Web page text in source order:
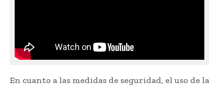
En cuanto a las medidas de seguridad, el uso de la